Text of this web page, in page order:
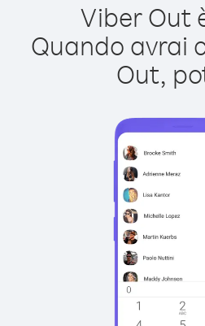
Viber Out
Quando avrai
Out,